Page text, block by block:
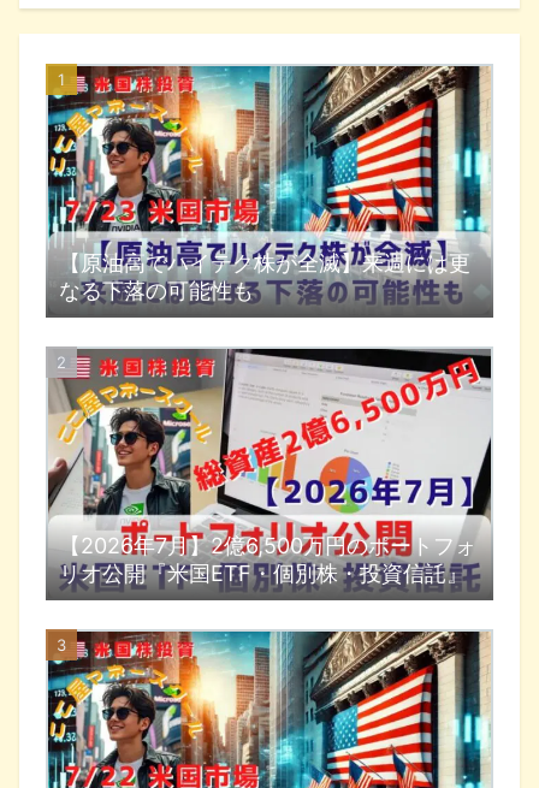
【原油高でハイテク株が全滅】来週には更
なる下落の可能性も
【2026年7月】2億6,500万円のポートフォ
リオ公開『米国ETF・個別株・投資信託』